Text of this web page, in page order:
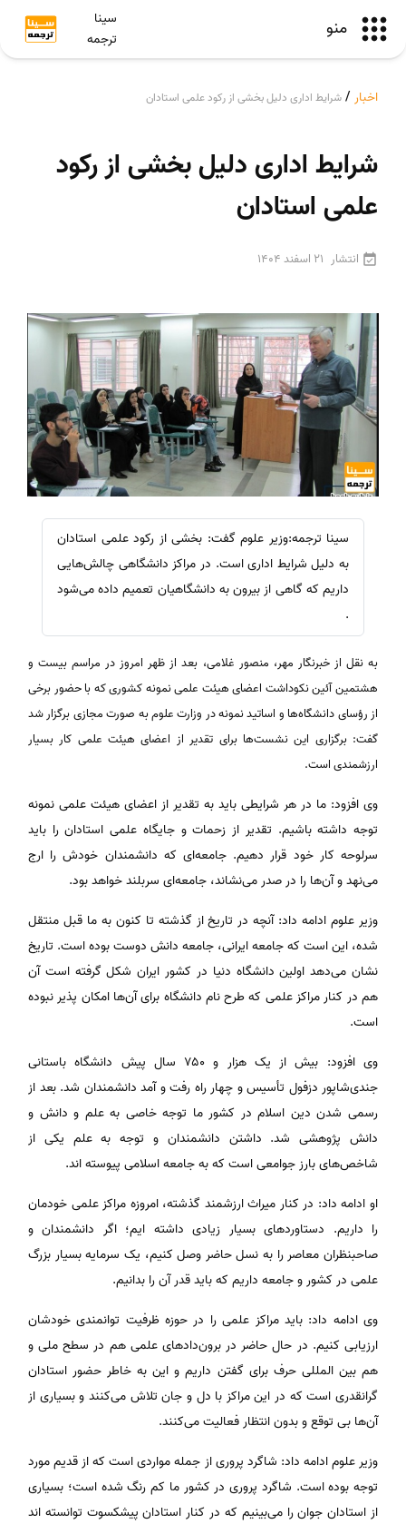
منو
سینا
ترجمه
اخبار / شرایط اداری دلیل بخشی از رکود علمی استادان
شرایط اداری دلیل بخشی از رکود
علمی استادان
انتشار 21 اسفند 1404
سینا ترجمه:وزیر علوم گفت: بخشی از رکود علمی استادان
به دلیل شرایط اداری است. در مراکز دانشگاهی چالش‌هایی
داریم که گاهی از بیرون به دانشگاهیان تعمیم داده می‌شود
.
به نقل از خبرنگار مهر، منصور غلامی، بعد از ظهر امروز در مراسم بیست و
هشتمین آئین نکوداشت اعضای هیئت علمی نمونه کشوری که با حضور برخی
از رؤسای دانشگاه‌ها و اساتید نمونه در وزارت علوم به صورت مجازی برگزار شد
گفت: برگزاری این نشست‌ها برای تقدیر از اعضای هیئت علمی کار بسیار
ارزشمندی است.
وی افزود: ما در هر شرایطی باید به تقدیر از اعضای هیئت علمی نمونه
توجه داشته باشیم. تقدیر از زحمات و جایگاه علمی استادان را باید
سرلوحه کار خود قرار دهیم. جامعه‌ای که دانشمندان خودش را ارج
می‌نهد و آن‌ها را در صدر می‌نشاند، جامعه‌ای سربلند خواهد بود.
وزیر علوم ادامه داد: آنچه در تاریخ از گذشته تا کنون به ما قبل منتقل
شده، این است که جامعه ایرانی، جامعه دانش دوست بوده است. تاریخ
نشان می‌دهد اولین دانشگاه دنیا در کشور ایران شکل گرفته است آن
هم در کنار مراکز علمی که طرح نام دانشگاه برای آن‌ها امکان پذیر نبوده
است.
وی افزود: بیش از یک هزار و ۷۵۰ سال پیش دانشگاه باستانی
جندی‌شاپور دزفول تأسیس و چهار راه رفت و آمد دانشمندان شد. بعد از
رسمی شدن دین اسلام در کشور ما توجه خاصی به علم و دانش و
دانش پژوهشی شد. داشتن دانشمندان و توجه به علم یکی از
شاخص‌های بارز جوامعی است که به جامعه اسلامی پیوسته اند.
او ادامه داد: در کنار میراث ارزشمند گذشته، امروزه مراکز علمی خودمان
را داریم. دستاوردهای بسیار زیادی داشته ایم؛ اگر دانشمندان و
صاحبنظران معاصر را به نسل حاضر وصل کنیم، یک سرمایه بسیار بزرگ
علمی در کشور و جامعه داریم که باید قدر آن را بدانیم.
وی ادامه داد: باید مراکز علمی را در حوزه ظرفیت توانمندی خودشان
ارزیابی کنیم. در حال حاضر در برون‌دادهای علمی هم در سطح ملی و
هم بین المللی حرف برای گفتن داریم و این به خاطر حضور استادان
گرانقدری است که در این مراکز با دل و جان تلاش می‌کنند و بسیاری از
آن‌ها بی توقع و بدون انتظار فعالیت می‌کنند.
وزیر علوم ادامه داد: شاگرد پروری از جمله مواردی است که از قدیم مورد
توجه بوده است. شاگرد پروری در کشور ما کم رنگ شده است؛ بسیاری
از استادان جوان را می‌بینیم که در کنار استادان پیشکسوت توانسته اند